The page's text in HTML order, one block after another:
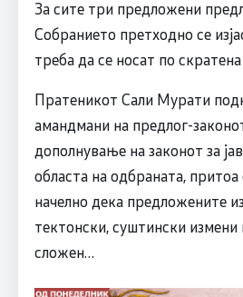
За сите три предложени
Собранието претходно се
треба да се носат по
Пратеникот Сали Мурати
амандмани на предлог-
дополнување на законот за
областа на одбраната,
начелно дека предложените
тектонски, суштински измени
сложен…